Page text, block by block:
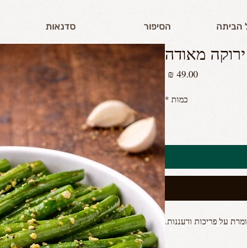
הביתה הסיפור סדנאות
מאודה
מחיר
כמות *
על פריכות ורעננות.